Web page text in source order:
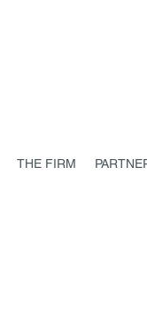
THE FIRM